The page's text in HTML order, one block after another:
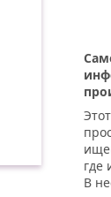
где
В